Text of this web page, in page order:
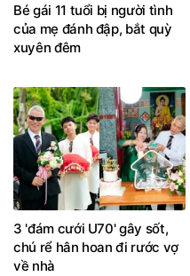
Bé gái 11 tuổi bị người tình
của mẹ đánh đập, bắt quỳ
xuyên đêm
3 'đám cưới U70' gây sốt,
chú rể hân hoan đi rước vợ
về nhà